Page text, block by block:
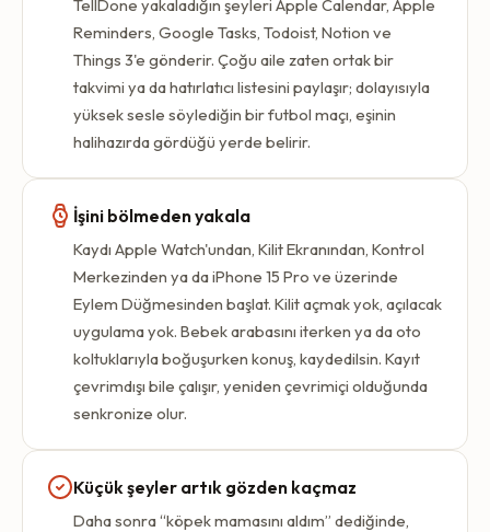
TellDone yakaladığın şeyleri Apple Calendar, Apple
Reminders, Google Tasks, Todoist, Notion ve
Things 3'e gönderir. Çoğu aile zaten ortak bir
takvimi ya da hatırlatıcı listesini paylaşır; dolayısıyla
yüksek sesle söylediğin bir futbol maçı, eşinin
halihazırda gördüğü yerde belirir.
İşini bölmeden yakala
Kaydı Apple Watch'undan, Kilit Ekranından, Kontrol
Merkezinden ya da iPhone 15 Pro ve üzerinde
Eylem Düğmesinden başlat. Kilit açmak yok, açılacak
uygulama yok. Bebek arabasını iterken ya da oto
koltuklarıyla boğuşurken konuş, kaydedilsin. Kayıt
çevrimdışı bile çalışır, yeniden çevrimiçi olduğunda
senkronize olur.
Küçük şeyler artık gözden kaçmaz
Daha sonra “köpek mamasını aldım” dediğinde,